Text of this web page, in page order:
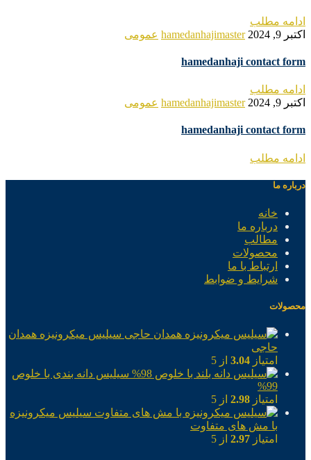
ادامه مطلب
اکتبر 9, 2024
hamedanhajimaster عمومی
hamedanhaji contact form
ادامه مطلب
اکتبر 9, 2024
hamedanhajimaster عمومی
hamedanhaji contact form
ادامه مطلب
درباره ما
خانه
درباره ما
مطالب
محصولات
ارتباط با ما
شرایط و ضوابط
محصولات
سیلیس میکرونیزه همدان
حاجی
امتیاز 3.04 از 5
سیلیس دانه بندی با خلوص
99%
امتیاز 2.98 از 5
سیلیس میکرونیزه
با مش های متفاوت
امتیاز 2.97 از 5